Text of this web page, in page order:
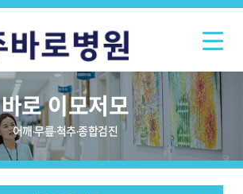
바로 이모저모
어깨·무릎·척추·종합검진